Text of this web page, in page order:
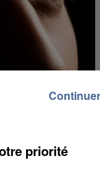
priorité